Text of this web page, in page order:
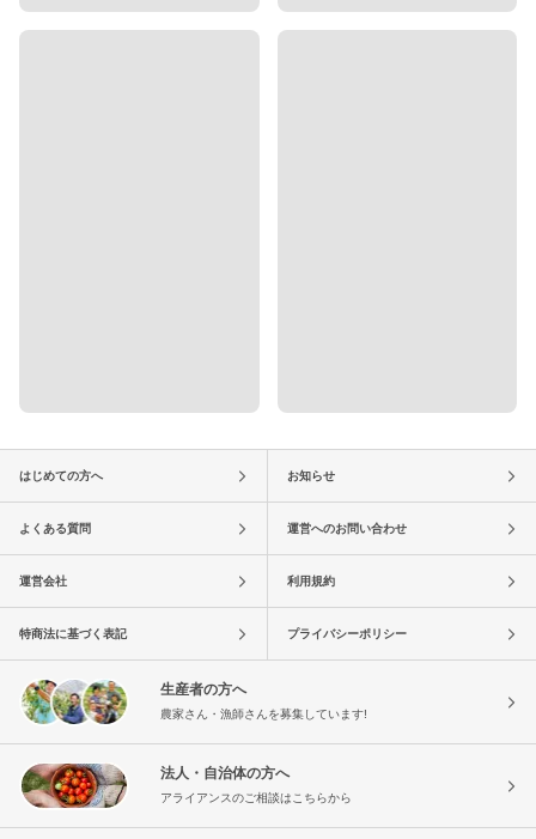
はじめての方へ お知らせ
よくある質問 運営へのお問い合わせ
運営会社 利用規約
特商法に基づく表記 プライバシーポリシー
生産者の方へ
農家さん・漁師さんを募集しています!
法人・自治体の方へ
アライアンスのご相談はこちらから